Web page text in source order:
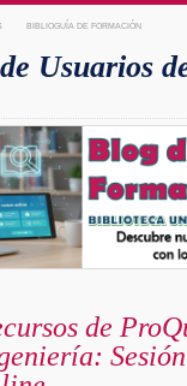
BIBLIOGUÍA DE FORMACIÓN
Usuarios
de